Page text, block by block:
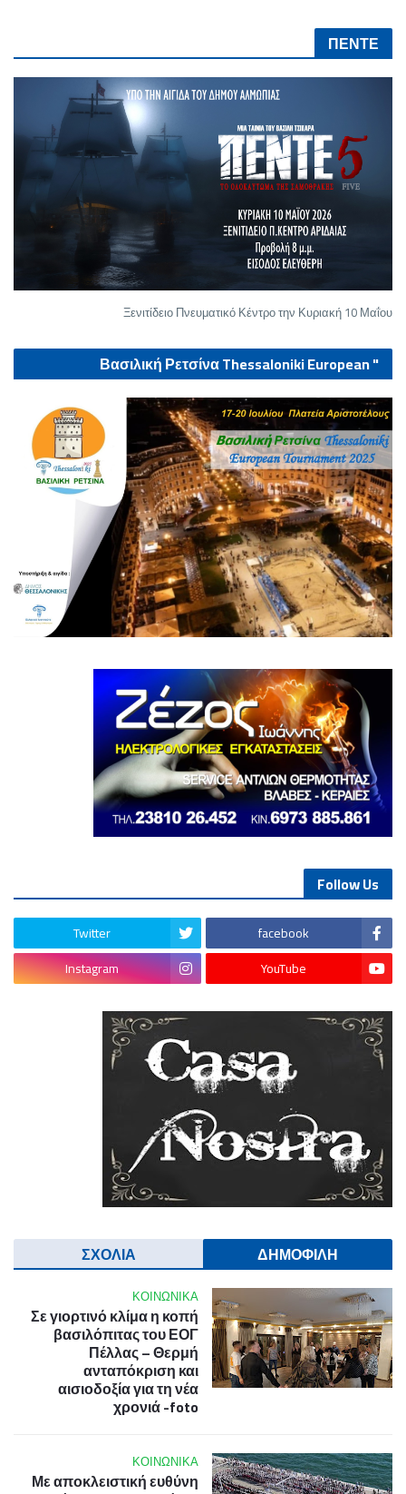
ΠΕΝΤΕ
Ξενιτίδειο Πνευματικό Κέντρο την Κυριακή 10 Μαΐου
" Βασιλική Ρετσίνα Thessaloniki European
tournament 2025"
Follow Us
facebook
Twitter
YouTube
Instagram
ΔΗΜΟΦΙΛΗ
ΣΧΟΛΙΑ
ΚΟΙΝΩΝΙΚΑ
Σε γιορτινό κλίμα η κοπή
βασιλόπιτας του ΕΟΓ
Πέλλας – Θερμή
ανταπόκριση και
αισιοδοξία για τη νέα
χρονιά -foto
ΚΟΙΝΩΝΙΚΑ
Με αποκλειστική ευθύνη